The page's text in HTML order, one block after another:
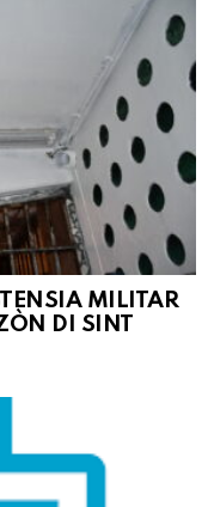
MILITAR
DI SINT